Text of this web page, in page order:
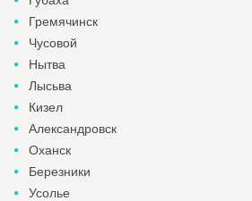
Гремячинск
Чусовой
Нытва
Лысьва
Кизел
Александровск
Оханск
Березники
Усолье